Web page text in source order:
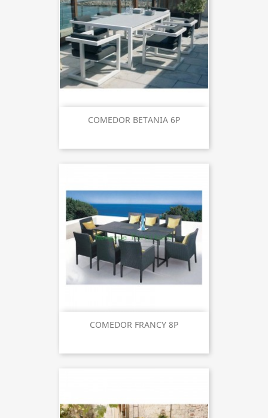
COMEDOR BETANIA 6P
COMEDOR FRANCY 8P